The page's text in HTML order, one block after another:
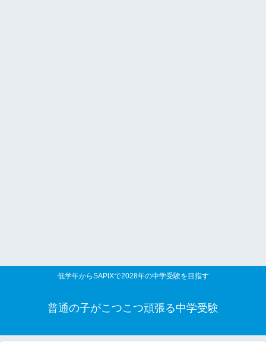
低学年からSAPIXで2028年の中学受験を目指す
普通の子がこつこつ頑張る中学受験